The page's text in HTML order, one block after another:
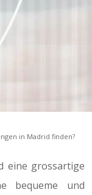
in Madrid finden?
eine grossartige
bequeme und